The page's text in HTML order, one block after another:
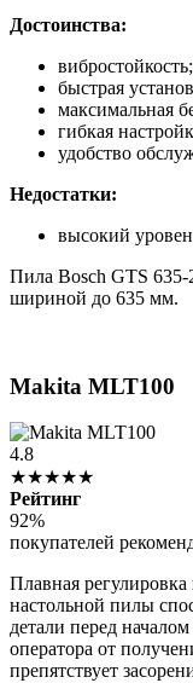
Достоинства:
вибростойкость;
быстрая
максимальная
гибкая
удобство
Недостатки:
высокий
Пила Bosch GTS 635-
шириной до 635 мм.
Makita MLT100
4.8
★★★★★
Рейтинг
92%
покупателей
Плавная
настольной пилы
детали перед
оператора от
препятствует